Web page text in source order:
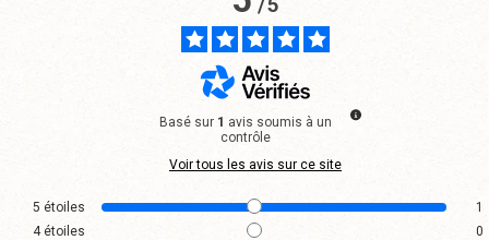
Basé sur 1 avis soumis à un
contrôle
Voir tous les avis sur ce site
5 étoiles
1
4 étoiles
0